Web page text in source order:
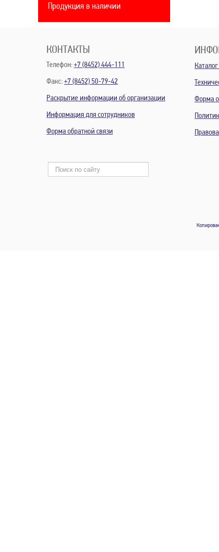
Продукция в наличии
КОНТАКТЫ
Телефон:+7 (8452) 444-111
Факс:+7 (8452) 50-79-42
Раскрытие информации об организации
Информация для сотрудников
Форма обратной связи
Форма